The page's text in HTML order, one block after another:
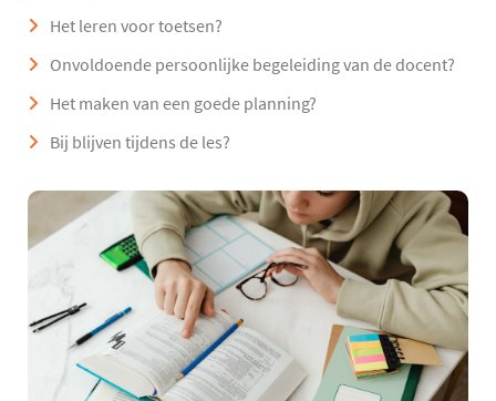
Het leren voor toetsen?
Onvoldoende persoonlijke begeleiding van de docent?
Het maken van een goede planning?
Bij blijven tijdens de les?